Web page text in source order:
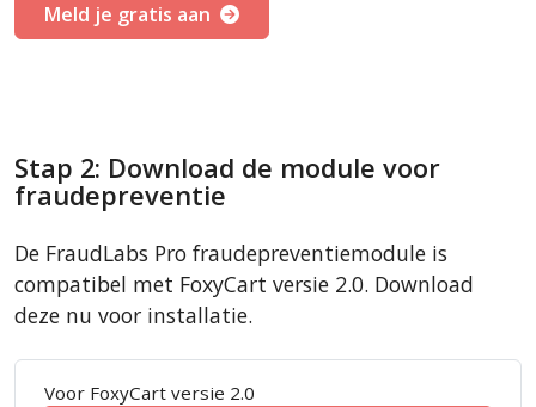
Meld je gratis aan
Stap 2: Download de module voor
fraudepreventie
De FraudLabs Pro fraudepreventiemodule is
compatibel met FoxyCart versie 2.0. Download
deze nu voor installatie.
Voor FoxyCart versie 2.0